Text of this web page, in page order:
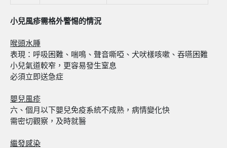
小兒風疹需格外警惕的情況
喉頭水腫
表現：呼吸困難、喘鳴、聲音嘶啞、犬吠樣咳嗽、吞嚥困難
小兒氣道較窄，更容易發生窒息
必須立即送急症
嬰兒風疹
六、個月以下嬰兒免疫系統不成熟，病情變化快
需密切觀察，及時就醫
繼發感染